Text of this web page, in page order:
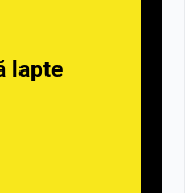
lapte